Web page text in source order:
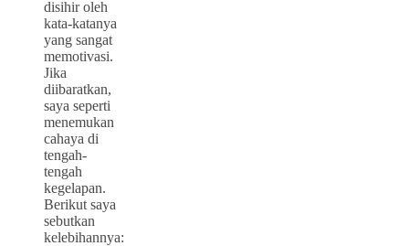
disihir oleh
kata-katanya
yang sangat
memotivasi.
Jika
diibaratkan,
saya seperti
menemukan
cahaya di
tengah-
tengah
kegelapan.
Berikut saya
sebutkan
kelebihannya: